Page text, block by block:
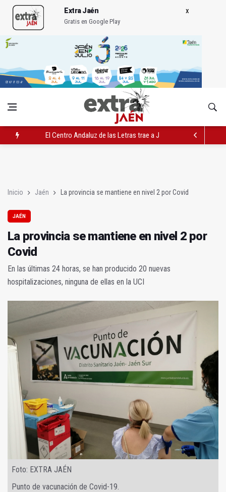
Extra Jaén
Gratis en Google Play
El Centro Andaluz de las Letras trae a Jaén al filósofo Omar
Inicio Jaén La provincia se mantiene en nivel 2 por Covid
JAÉN
La provincia se mantiene en nivel 2 por
Covid
En las últimas 24 horas, se han producido 20 nuevas
hospitalizaciones, ninguna de ellas en la UCI
Foto: EXTRA JAÉN
Punto de vacunación de Covid-19.